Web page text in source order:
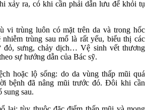
xảy ra, có khi cần phải dẫn lưu để khỏi tụ
vi trùng luôn có mặt trên da và trong hốc
trùng sau mổ là rất yếu, biểu thị các
đỏ, sưng, chảy dịch… Vệ sinh vết thương
sự hướng dẫn của Bác sỹ.
hoặc lộ sống: do da vùng thấp mũi quá
bệnh đã nâng mũi trước đó. Đôi khi cần
sung sau.